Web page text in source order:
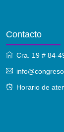
Contacto
Cra. 19 # 84-
Horario de